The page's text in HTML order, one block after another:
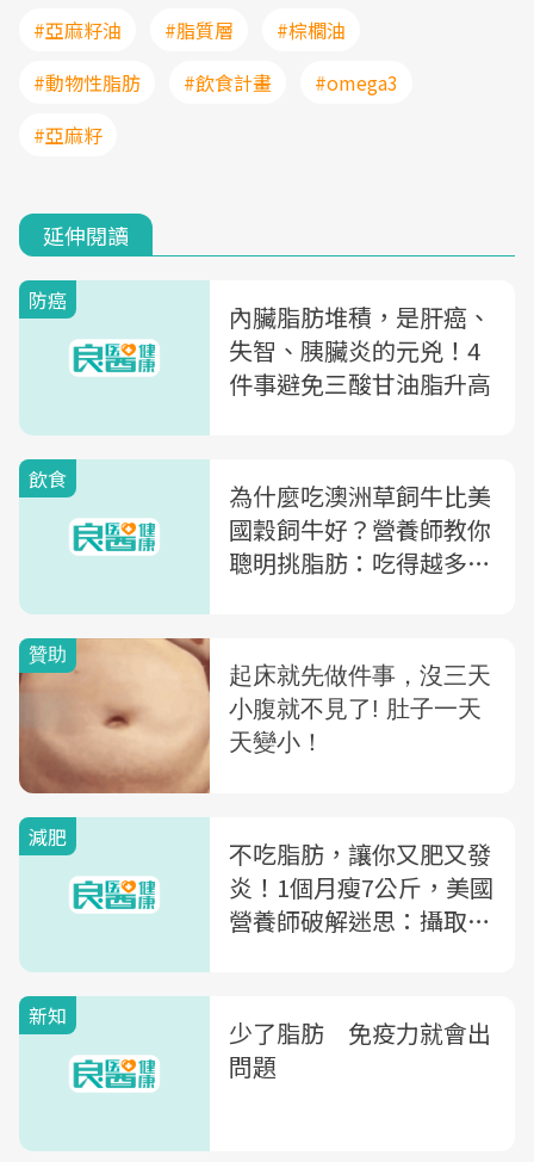
#亞麻籽油 #脂質層
#棕櫚油
#動物性脂肪
#飲食計畫
#omega3
#亞麻籽
延伸閱讀
防癌
內臟脂肪堆積，是肝癌、
失智、胰臟炎的元兇！4
件事避免三酸甘油脂升高
飲食
為什麼吃澳洲草飼牛比美
國穀飼牛好？營養師教你
聰明挑脂肪：吃得越多，
減肥
不吃脂肪，讓你又肥又發
炎！1個月瘦7公斤，美國
營養師破解迷思：攝取4
新知
少了脂肪 免疫力就會出
問題